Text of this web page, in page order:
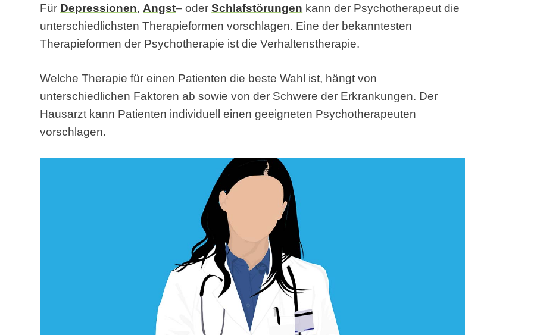
Für Depressionen, Angst– oderSchlafstörungen kann der Psychotherapeut die
unterschiedlichsten Therapieformen vorschlagen. Eine der bekanntesten
Therapieformen der Psychotherapie ist die Verhaltenstherapie.
Welche Therapie für einen Patienten die beste Wahl ist, hängt von
unterschiedlichen Faktoren ab sowie von der Schwere der Erkrankungen. Der
Hausarzt kann Patienten individuell einen geeigneten Psychotherapeuten
vorschlagen.